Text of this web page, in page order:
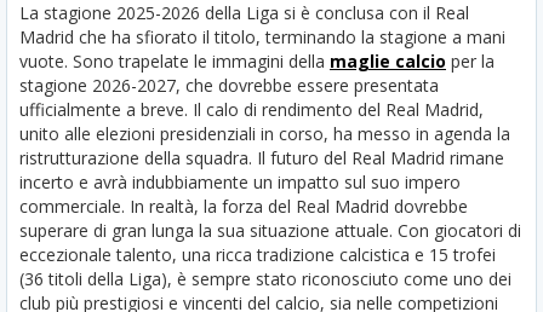
La stagione 2025-2026 della Liga si è conclusa con il Real
Madrid che ha sfiorato il titolo, terminando la stagione a mani
vuote. Sono trapelate le immagini della maglie calcio per la
stagione 2026-2027, che dovrebbe essere presentata
ufficialmente a breve. Il calo di rendimento del Real Madrid,
unito alle elezioni presidenziali in corso, ha messo in agenda la
ristrutturazione della squadra. Il futuro del Real Madrid rimane
incerto e avrà indubbiamente un impatto sul suo impero
commerciale. In realtà, la forza del Real Madrid dovrebbe
superare di gran lunga la sua situazione attuale. Con giocatori di
eccezionale talento, una ricca tradizione calcistica e 15 trofei
(36 titoli della Liga), è sempre stato riconosciuto come uno dei
club più prestigiosi e vincenti del calcio, sia nelle competizioni